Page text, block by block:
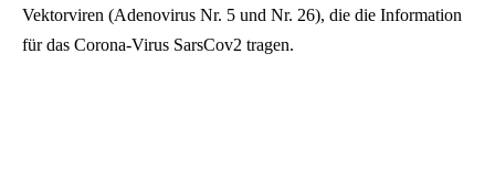
Vektorviren (Adenovirus Nr. 5 und Nr. 26), die die Information
für das Corona-Virus SarsCov2 tragen.